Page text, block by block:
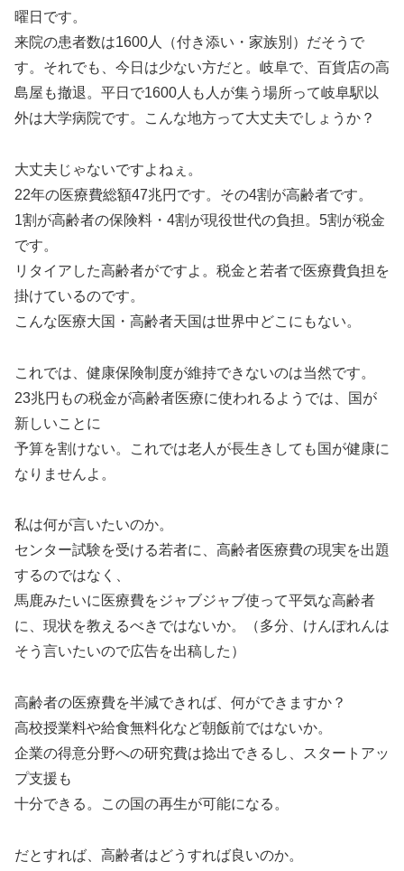
曜日です。
来院の患者数は1600人（付き添い・家族別）だそうで
す。それでも、今日は少ない方だと。岐阜で、百貨店の高
島屋も撤退。平日で1600人も人が集う場所って岐阜駅以
外は大学病院です。こんな地方って大丈夫でしょうか？
大丈夫じゃないですよねぇ。
22年の医療費総額47兆円です。その4割が高齢者です。
1割が高齢者の保険料・4割が現役世代の負担。5割が税金
です。
リタイアした高齢者がですよ。税金と若者で医療費負担を
掛けているのです。
こんな医療大国・高齢者天国は世界中どこにもない。
これでは、健康保険制度が維持できないのは当然です。
23兆円もの税金が高齢者医療に使われるようでは、国が
新しいことに
予算を割けない。これでは老人が長生きしても国が健康に
なりませんよ。
私は何が言いたいのか。
センター試験を受ける若者に、高齢者医療費の現実を出題
するのではなく、
馬鹿みたいに医療費をジャブジャブ使って平気な高齢者
に、現状を教えるべきではないか。（多分、けんぽれんは
そう言いたいので広告を出稿した）
高齢者の医療費を半減できれば、何ができますか？
高校授業料や給食無料化など朝飯前ではないか。
企業の得意分野への研究費は捻出できるし、スタートアッ
プ支援も
十分できる。この国の再生が可能になる。
だとすれば、高齢者はどうすれば良いのか。